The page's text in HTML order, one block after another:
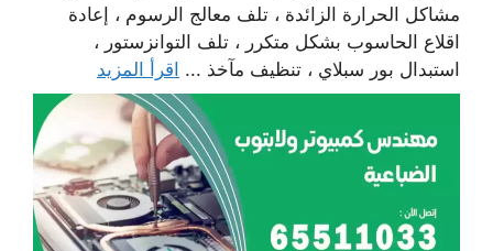
مشاكل الحرارة الزائدة ، تلف معالج الرسوم ، إعادة
اقلاع الحاسوب بشكل متكرر ، تلف التوانزستور ،
استبدال بور سبلاي ، تنظيف مآخذ ... اقرأ المزيد